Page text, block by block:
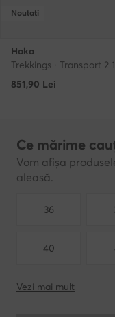
Noutati
Hoka
851,90 Lei
Ce mărime
Vom afișa
aleasă.
36
40
Vezi mai mult